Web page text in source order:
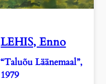
LEHIS, Enno
“Taluõu Läänemaal”,
1979